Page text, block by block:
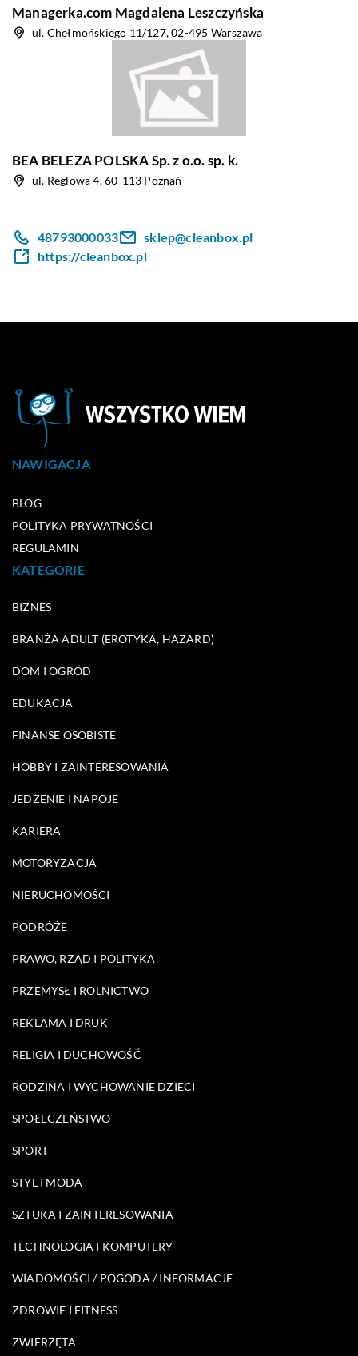
Managerka.com Magdalena Leszczyńska
ul. Chełmońskiego 11/127, 02-495 Warszawa
BEA BELEZA POLSKA Sp. z o.o. sp. k.
ul. Reglowa 4, 60-113 Poznań
48793000033
sklep@cleanbox.pl
https://cleanbox.pl
NAWIGACJA
BLOG
POLITYKA PRYWATNOŚCI
REGULAMIN
KATEGORIE
BIZNES
BRANŻA ADULT (EROTYKA, HAZARD)
DOM I OGRÓD
EDUKACJA
FINANSE OSOBISTE
HOBBY I ZAINTERESOWANIA
JEDZENIE I NAPOJE
KARIERA
MOTORYZACJA
NIERUCHOMOŚCI
PODRÓŻE
PRAWO, RZĄD I POLITYKA
PRZEMYSŁ I ROLNICTWO
REKLAMA I DRUK
RELIGIA I DUCHOWOŚĆ
RODZINA I WYCHOWANIE DZIECI
SPOŁECZEŃSTWO
SPORT
STYL I MODA
SZTUKA I ZAINTERESOWANIA
TECHNOLOGIA I KOMPUTERY
WIADOMOŚCI / POGODA / INFORMACJE
ZDROWIE I FITNESS
ZWIERZĘTA